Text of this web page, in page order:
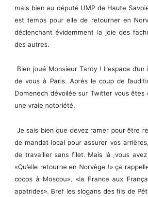
mais bien au député UMP de Haute
est temps pour elle de retourner en
déclenchant évidemment la joie des
des autres.
Bien joué Monsieur Tardy ! L’espace
de vous à Paris. Après le coup de
Domenech dévoilée sur Twitter vous êtes
une vraie notoriété.
Je sais bien que devez ramer pour être
de mandat local pour assurer vos
de travailler sans filet. Mais là ,vous
«Qu’elle retourne en Norvège !» ça
cocos à Moscou», «la France aux
apatrides». Bref les slogans des fils de